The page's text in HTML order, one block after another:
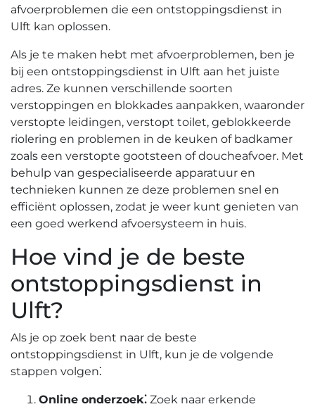
afvoerproblemen die een ontstoppingsdienst in
Ulft kan oplossen.​
Als je te maken hebt met afvoerproblemen, ben je
bij een ontstoppingsdienst in Ulft aan het juiste
adres.​ Ze kunnen verschillende soorten
verstoppingen en blokkades aanpakken, waaronder
verstopte leidingen, verstopt toilet, geblokkeerde
riolering en problemen in de keuken of badkamer
zoals een verstopte gootsteen of doucheafvoer.​ Met
behulp van gespecialiseerde apparatuur en
technieken kunnen ze deze problemen snel en
efficiënt oplossen, zodat je weer kunt genieten van
een goed werkend afvoersysteem in huis.​
Hoe vind je de beste
ontstoppingsdienst in
Ulft?
Als je op zoek bent naar de beste
ontstoppingsdienst in Ulft, kun je de volgende
stappen volgen⁚
Online onderzoek⁚ Zoek naar erkende